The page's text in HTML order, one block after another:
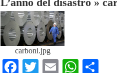
L’anno del disastro »
carboni.jpg
Facebook
TwitterEmail